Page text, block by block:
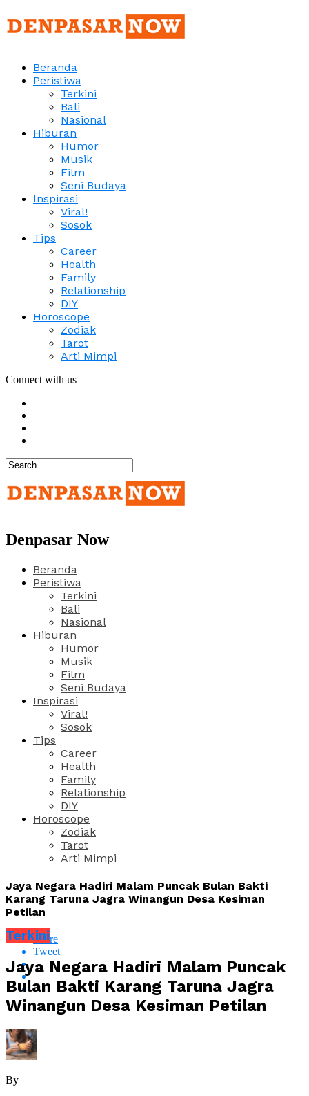
Beranda
Peristiwa
Terkini
Bali
Nasional
Hiburan
Humor
Musik
Film
Seni Budaya
Inspirasi
Viral!
Sosok
Tips
Career
Health
Family
Relationship
DIY
Horoscope
Zodiak
Tarot
Arti Mimpi
Connect with us
Denpasar Now
Beranda
Peristiwa
Terkini
Bali
Nasional
Hiburan
Humor
Musik
Film
Seni Budaya
Inspirasi
Viral!
Sosok
Tips
Career
Health
Family
Relationship
DIY
Horoscope
Zodiak
Tarot
Arti Mimpi
Jaya Negara Hadiri Malam Puncak Bulan Bakti
Karang Taruna Jagra Winangun Desa Kesiman
Petilan
Share
Tweet
Terkini
Jaya Negara Hadiri Malam Puncak
Bulan Bakti Karang Taruna Jagra
Winangun Desa Kesiman Petilan
By